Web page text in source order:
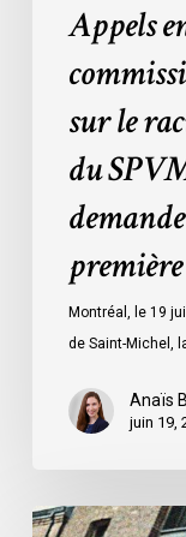
SPVM
organisations
explications
ministre
Québec
Appels
sur le
du
Montréal, le 19
de Saint-Michel,
Anaïs
juin 19,
L’ACLC